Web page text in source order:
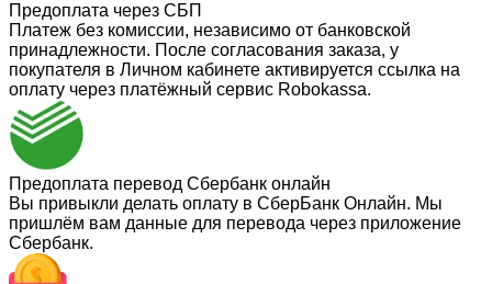
Предоплата через СБП
Платеж без комиссии, независимо от банковской
принадлежности. После согласования заказа, у
покупателя в Личном кабинете активируется ссылка на
оплату через платёжный сервис Robokassa.
Предоплата перевод Сбербанк онлайн
Вы привыкли делать оплату в СберБанк Онлайн. Мы
пришлём вам данные для перевода через приложение
Сбербанк.